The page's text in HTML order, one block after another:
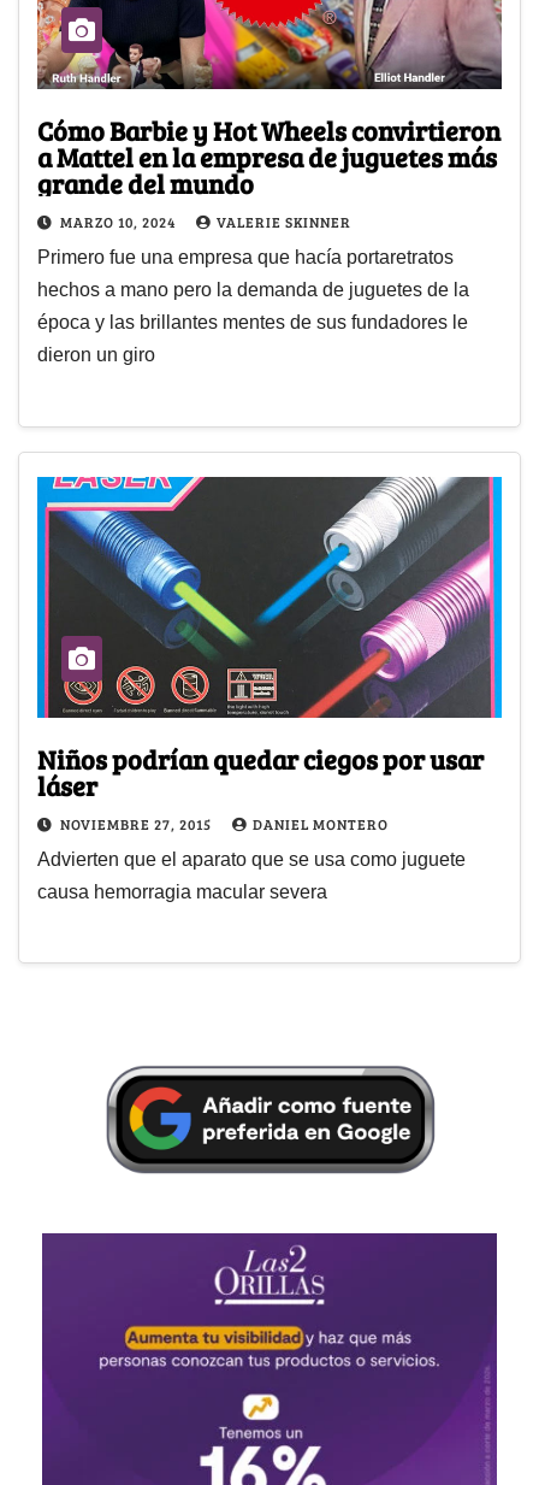
Cómo Barbie y Hot Wheels convirtieron
a Mattel en la empresa de juguetes más
grande del mundo
MARZO 10, 2024 VALERIE SKINNER
Primero fue una empresa que hacía portaretratos
hechos a mano pero la demanda de juguetes de la
época y las brillantes mentes de sus fundadores le
dieron un giro
Niños podrían quedar ciegos por usar
láser
NOVIEMBRE 27, 2015 DANIEL MONTERO
Advierten que el aparato que se usa como juguete
causa hemorragia macular severa